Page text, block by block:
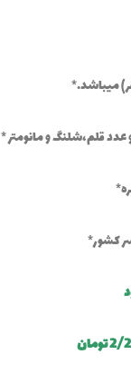
میباشد.*
عدد قلم،شلنگ و مانومتر *
کشور*